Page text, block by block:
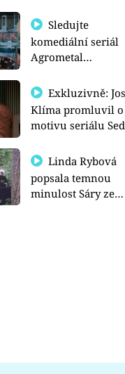
Sledujte
komediální seriál
Agrometal
prima+
Exkluzivně: Josef
Klíma promluvil o
motivu seriálu
Linda Rybová
popsala temnou
minulost Sáry ze